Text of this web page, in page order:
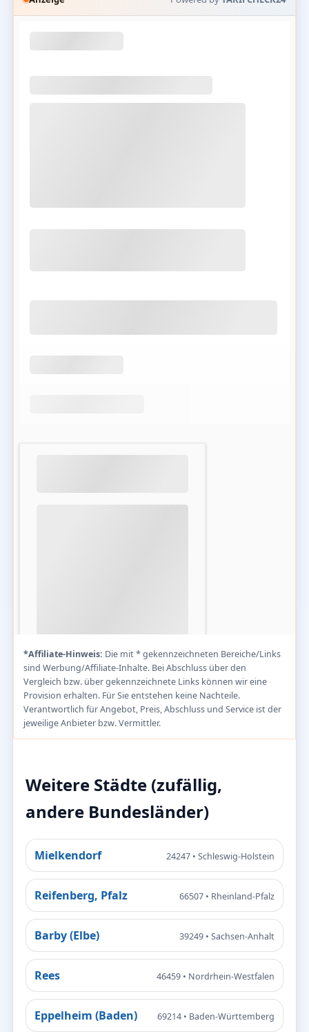
*Affiliate-Hinweis: Die mit * gekennzeichneten Bereiche/Links
sind Werbung/Affiliate-Inhalte. Bei Abschluss über den
Vergleich bzw. über gekennzeichnete Links können wir eine
Provision erhalten. Für Sie entstehen keine Nachteile.
Verantwortlich für Angebot, Preis, Abschluss und Service ist der
jeweilige Anbieter bzw. Vermittler.
Weitere Städte (zufällig,
andere Bundesländer)
Mielkendorf 24247 • Schleswig-Holstein
Reifenberg, Pfalz 66507 • Rheinland-Pfalz
Barby (Elbe) 39249 • Sachsen-Anhalt
Rees 46459 • Nordrhein-Westfalen
Eppelheim (Baden) 69214 • Baden-Württemberg